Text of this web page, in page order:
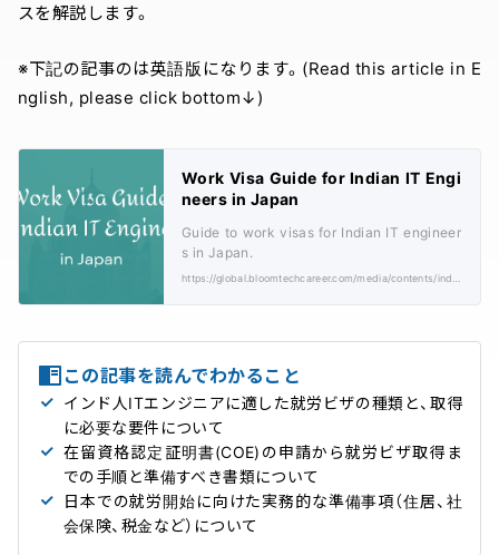
スを解説します。
※下記の記事のは英語版になります。(Read this article in E
nglish, please click bottom↓)
Work Visa Guide for Indian IT Engi
neers in Japan
Guide to work visas for Indian IT engineer
s in Japan.
この記事を読んでわかること
インド人ITエンジニアに適した就労ビザの種類と、取得
に必要な要件について
在留資格認定証明書(COE)の申請から就労ビザ取得ま
での手順と準備すべき書類について
日本での就労開始に向けた実務的な準備事項（住居、社
会保険、税金など）について